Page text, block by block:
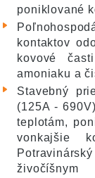
poniklované
kontaktov
kovové
amoniaku a
Stavebný
(125A -
teplotám,
vonkajšie